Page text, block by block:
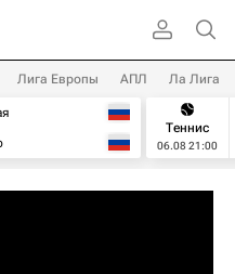
Лига Европы АПЛ Ла Лига
Теннис
06.08 21:00